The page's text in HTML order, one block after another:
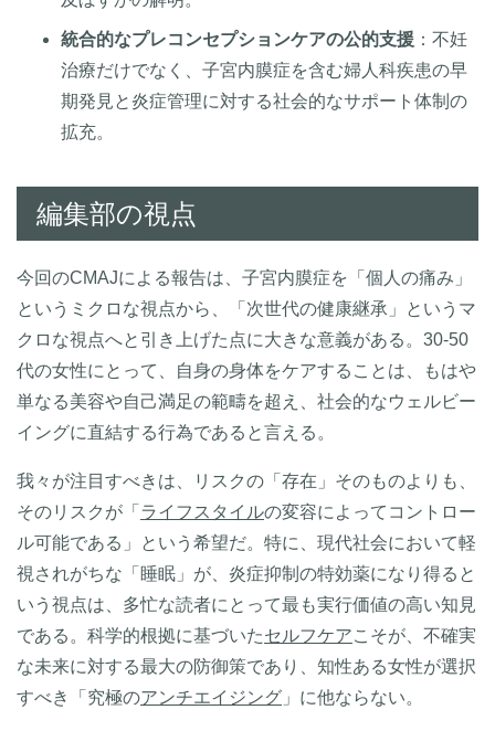
統合的なプレコンセプションケアの公的支援 ：不妊
治療だけでなく、子宮内膜症を含む婦人科疾患の早
期発見と炎症管理に対する社会的なサポート体制の
拡充。
編集部の視点
今回のCMAJによる報告は、子宮内膜症を「個人の痛み」
というミクロな視点から、「次世代の健康継承」というマ
クロな視点へと引き上げた点に大きな意義がある。30-50
代の女性にとって、自身の身体をケアすることは、もはや
単なる美容や自己満足の範疇を超え、社会的なウェルビー
イングに直結する行為であると言える。
我々が注目すべきは、リスクの「存在」そのものよりも、
そのリスクが「 ライフスタイルの変容によってコントロー
ル可能である」という希望だ。特に、現代社会において軽
視されがちな「睡眠」が、炎症抑制の特効薬になり得ると
いう視点は、多忙な読者にとって最も実行価値の高い知見
である。科学的根拠に基づいたセルフケアこそが、不確実
な未来に対する最大の防御策であり、知性ある女性が選択
すべき「究極のアンチエイジング 」に他ならない。